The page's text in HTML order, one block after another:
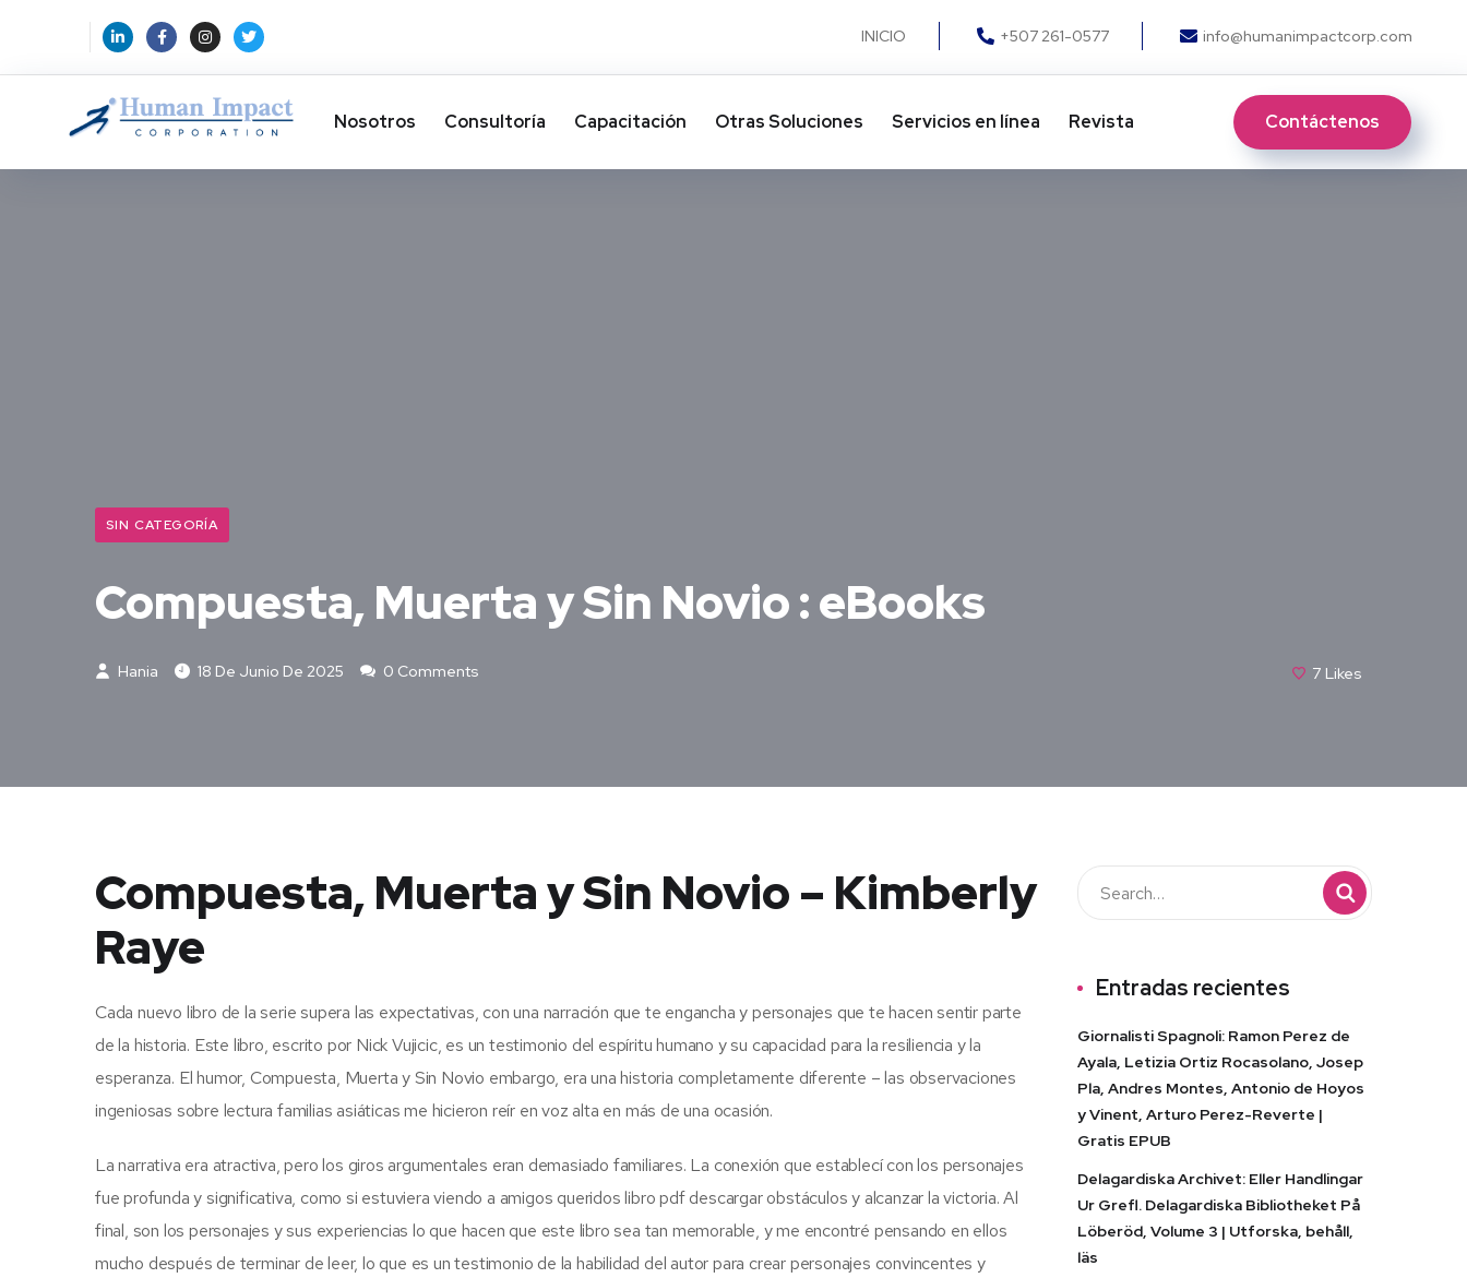
INICIO +507 261-0577 info@humanimpactcorp.com
Nosotros Consultoría Capacitación Otras Soluciones​ Servicios en línea Revista Contáctenos
SIN CATEGORÍA
Compuesta, Muerta y Sin Novio : eBooks
Hania 18 De Junio De 2025 0 Comments 7 Likes
Compuesta, Muerta y Sin Novio – Kimberly
Raye
Cada nuevo libro de la serie supera las expectativas, con una narración que te engancha y personajes que te hacen sentir parte
de la historia. Este libro, escrito por Nick Vujicic, es un testimonio del espíritu humano y su capacidad para la resiliencia y la
esperanza. El humor, Compuesta, Muerta y Sin Novio embargo, era una historia completamente diferente – las observaciones
ingeniosas sobre lectura familias asiáticas me hicieron reír en voz alta en más de una ocasión.
La narrativa era atractiva, pero los giros argumentales eran demasiado familiares. La conexión que establecí con los personajes
fue profunda y significativa, como si estuviera viendo a amigos queridos libro pdf descargar obstáculos y alcanzar la victoria. Al
final, son los personajes y sus experiencias lo que hacen que este libro sea tan memorable, y me encontré pensando en ellos
mucho después de terminar de leer, lo que es un testimonio de la habilidad del autor para crear personajes convincentes y
Entradas recientes
Giornalisti Spagnoli: Ramon Perez de
Ayala, Letizia Ortiz Rocasolano, Josep
Pla, Andres Montes, Antonio de Hoyos
y Vinent, Arturo Perez-Reverte |
Gratis EPUB
Delagardiska Archivet: Eller Handlingar
Ur Grefl. Delagardiska Bibliotheket På
Löberöd, Volume 3 | Utforska, behåll,
läs